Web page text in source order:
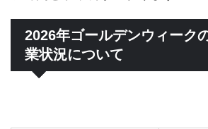
2026年ゴールデンウィーク
業状況について